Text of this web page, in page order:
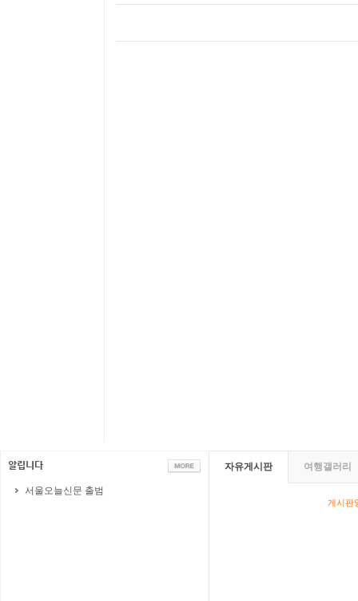
서울오늘신문 출범
자유게시판 여행갤러리
게시판